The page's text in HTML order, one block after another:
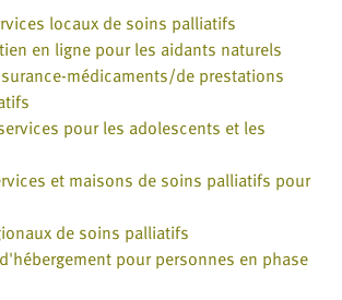
locaux de soins palliatifs
en ligne pour les aidants naturels
médicaments/de prestations
pour les adolescents et les
et maisons de soins palliatifs pour
de soins palliatifs
pour personnes en phase